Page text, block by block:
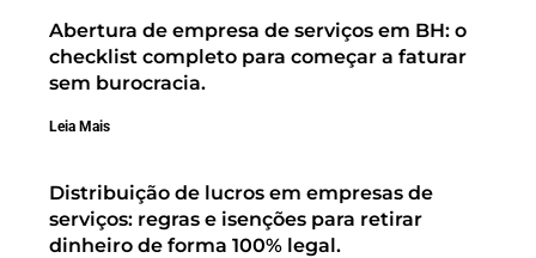
Abertura de empresa de serviços em BH: o
checklist completo para começar a faturar
sem burocracia.
Leia Mais
Distribuição de lucros em empresas de
serviços: regras e isenções para retirar
dinheiro de forma 100% legal.